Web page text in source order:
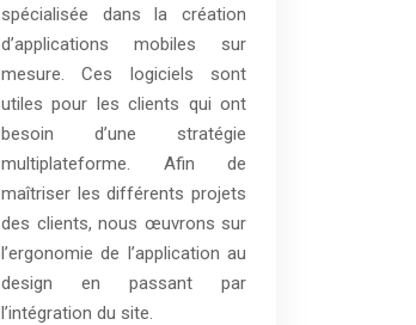
spécialisée dans la création
d’applications mobiles sur
mesure. Ces logiciels sont
utiles pour les clients qui ont
besoin d’une stratégie
multiplateforme. Afin de
maîtriser les différents projets
des clients, nous œuvrons sur
l’ergonomie de l’application au
design en passant par
l’intégration du site.